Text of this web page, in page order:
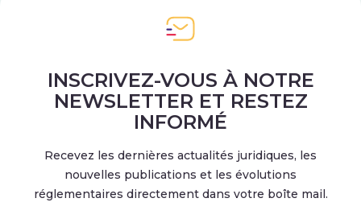
INSCRIVEZ-VOUS À NOTRE
NEWSLETTER ET RESTEZ
INFORMÉ
Recevez les dernières actualités juridiques, les
nouvelles publications et les évolutions
réglementaires directement dans votre boîte mail.